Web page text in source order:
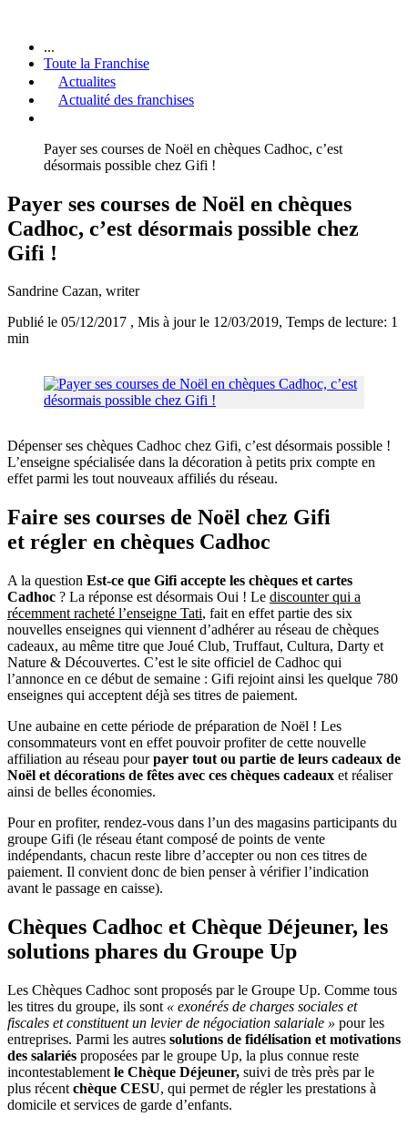
...
Toute la Franchise
Actualites
Actualité des franchises
Payer ses courses de Noël en chèques Cadhoc, c’est
désormais possible chez Gifi !
Payer ses courses de Noël en chèques
Cadhoc, c’est désormais possible chez
Gifi !
Sandrine Cazan, writer
Publié le 05/12/2017 , Mis à jour le 12/03/2019, Temps de lecture: 1
min
Dépenser ses chèques Cadhoc chez Gifi, c’est désormais possible !
L’enseigne spécialisée dans la décoration à petits prix compte en
effet parmi les tout nouveaux affiliés du réseau.
Faire ses courses de Noël chez Gifi
et régler en chèques Cadhoc
A la question Est-ce que Gifi accepte les chèques et cartes
Cadhoc ? La réponse est désormais Oui ! Le discounter qui a
récemment racheté l’enseigne Tati, fait en effet partie des six
nouvelles enseignes qui viennent d’adhérer au réseau de chèques
cadeaux, au même titre que Joué Club, Truffaut, Cultura, Darty et
Nature & Découvertes. C’est le site officiel de Cadhoc qui
l’annonce en ce début de semaine : Gifi rejoint ainsi les quelque 780
enseignes qui acceptent déjà ses titres de paiement.
Une aubaine en cette période de préparation de Noël ! Les
consommateurs vont en effet pouvoir profiter de cette nouvelle
affiliation au réseau pourpayer tout ou partie de leurs cadeaux de
Noël et décorations de fêtes avec ces chèques cadeaux et réaliser
ainsi de belles économies.
Pour en profiter, rendez-vous dans l’un des magasins participants du
groupe Gifi (le réseau étant composé de points de vente
indépendants, chacun reste libre d’accepter ou non ces titres de
paiement. Il convient donc de bien penser à vérifier l’indication
avant le passage en caisse).
Chèques Cadhoc et Chèque Déjeuner, les
solutions phares du Groupe Up
Les Chèques Cadhoc sont proposés par le Groupe Up. Comme tous
les titres du groupe, ils sont « exonérés de charges sociales et
fiscales et constituent un levier de négociation salariale » pour les
entreprises. Parmi les autres solutions de fidélisation et motivations
des salariés proposées par le groupe Up, la plus connue reste
incontestablement le Chèque Déjeuner, suivi de très près par le
plus récent chèque CESU, qui permet de régler les prestations à
domicile et services de garde d’enfants.